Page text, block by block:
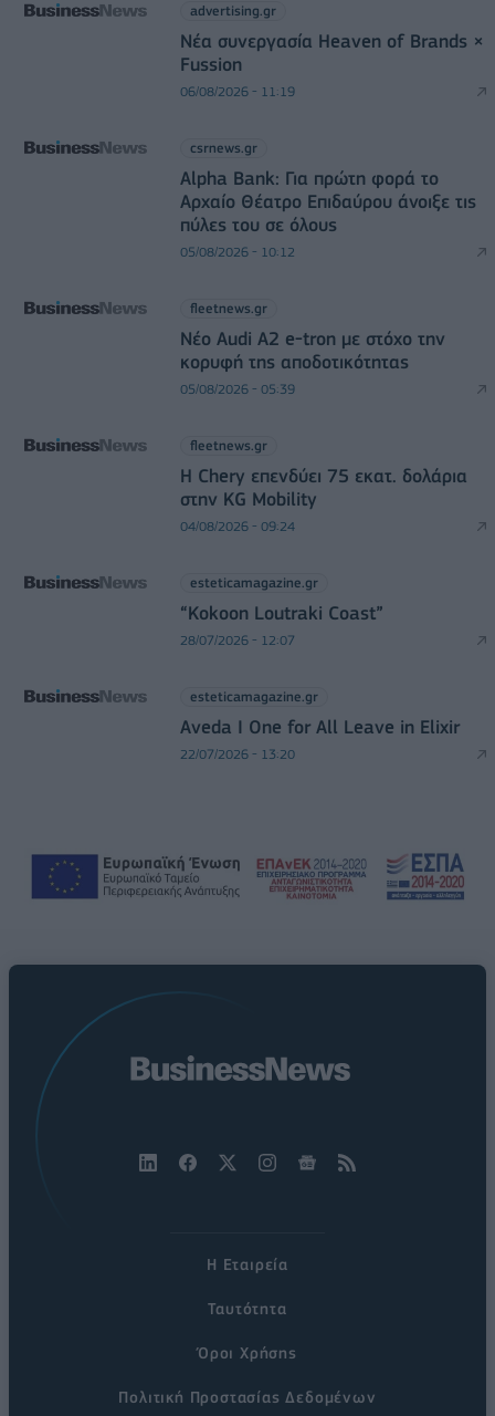
advertising.gr
Νέα συνεργασία Heaven of Brands ×
Fussion
06/08/2026 - 11:19
csrnews.gr
Alpha Bank: Για πρώτη φορά το
Αρχαίο Θέατρο Επιδαύρου άνοιξε τις
πύλες του σε όλους
05/08/2026 - 10:12
fleetnews.gr
Νέο Audi A2 e-tron με στόχο την
κορυφή της αποδοτικότητας
05/08/2026 - 05:39
fleetnews.gr
Η Chery επενδύει 75 εκατ. δολάρια
στην KG Mobility
04/08/2026 - 09:24
esteticamagazine.gr
“Kokoon Loutraki Coast”
28/07/2026 - 12:07
esteticamagazine.gr
Aveda I One for All Leave in Elixir
22/07/2026 - 13:20
Η Εταιρεία
Ταυτότητα
Όροι Χρήσης
Πολιτική Προστασίας Δεδομένων